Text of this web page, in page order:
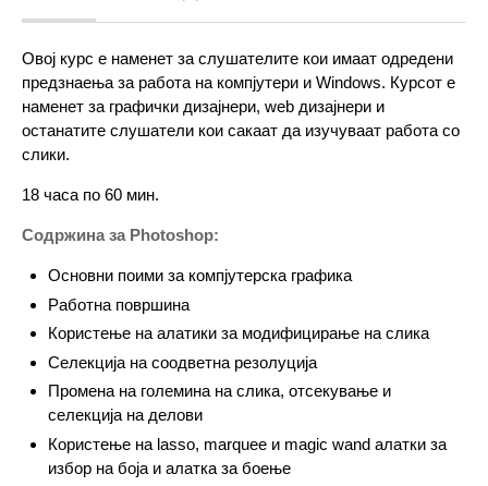
Овој курс е наменет за слушателите кои имаат одредени
предзнаења за работа на компјутери и Windows. Курсот е
наменет за графички дизајнери, web дизајнери и
останатите слушатели кои сакаат да изучуваат работа со
слики.
18 часа по 60 мин.
Содржина за Photoshop:
Основни поими за компјутерска графика
Работна површина
Користење на алатики за модифицирање на слика
Селекција на соодветна резолуција
Промена на големина на слика, отсекување и
селекција на делови
Користење на lasso, marquee и magic wand алатки за
избор на боја и алатка за боење